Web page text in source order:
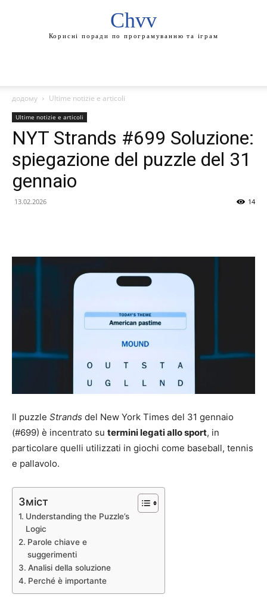
Chvv
Корисні поради по програмуванню та іграм
додому Ultime notizie e articoli
Ultime notizie e articoli
NYT Strands #699 Soluzione:
spiegazione del puzzle del 31
gennaio
13.02.2026 14
Il puzzle Strands del New York Times del 31 gennaio
(#699) è incentrato su termini legati allo sport, in
particolare quelli utilizzati in giochi come baseball, tennis
e pallavolo.
Зміст
Understanding the Puzzle’s
Logic
Parole chiave e
suggerimenti
Analisi della soluzione
Perché è importante